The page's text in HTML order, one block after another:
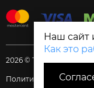
Наш сайт
Как это
2026 © Торговый дом
Политика и Согласия